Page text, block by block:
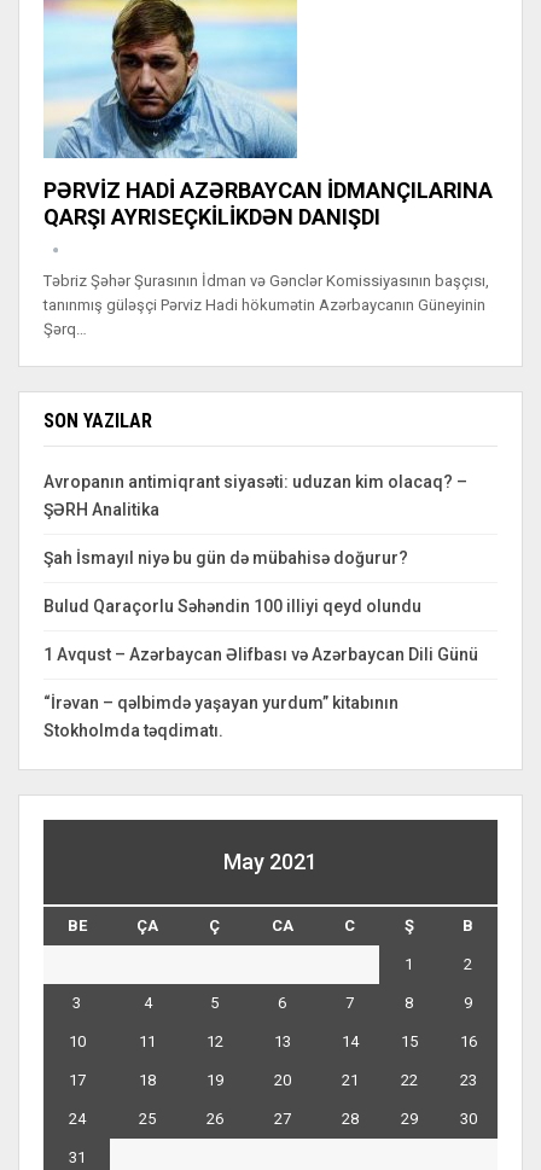
PƏRVİZ HADİ AZƏRBAYCAN İDMANÇILARINA
QARŞI AYRISEÇKİLİKDƏN DANIŞDI
Təbriz Şəhər Şurasının İdman və Gənclər Komissiyasının başçısı,
tanınmış güləşçi Pərviz Hadi hökumətin Azərbaycanın Güneyinin
Şərq…
SON YAZILAR
Avropanın antimiqrant siyasəti: uduzan kim olacaq? –
ŞƏRH Analitika
Şah İsmayıl niyə bu gün də mübahisə doğurur?
Bulud Qaraçorlu Səhəndin 100 illiyi qeyd olundu
1 Avqust – Azərbaycan Əlifbası və Azərbaycan Dili Günü
“İrəvan – qəlbimdə yaşayan yurdum” kitabının
Stokholmda təqdimatı.
May 2021
BE ÇA Ç CA C Ş B
1 2
3 4 5 6 7 8 9
10 11 12 13 14 15 16
17 18 19 20 21 22 23
24 25 26 27 28 29 30
31